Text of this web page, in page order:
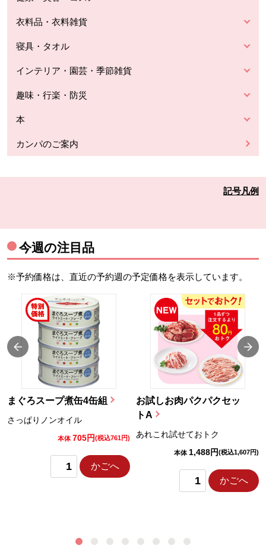
衣料品・衣料雑貨
寝具・タオル
インテリア・園芸・季節雑貨
趣味・行楽・防災
本
カンパのご案内
記号凡例
今週の注目品
※予約価格は、直近の予約週の予定価格を表示しています。
まぐろスープ煮缶4缶組
さっぱりノンオイル
本体 705円(税込761円)
かごへ
お試しお肉パクパクセッ
トA
あれこれ試せておトク
本体 1,488円(税込1,607円)
かごへ